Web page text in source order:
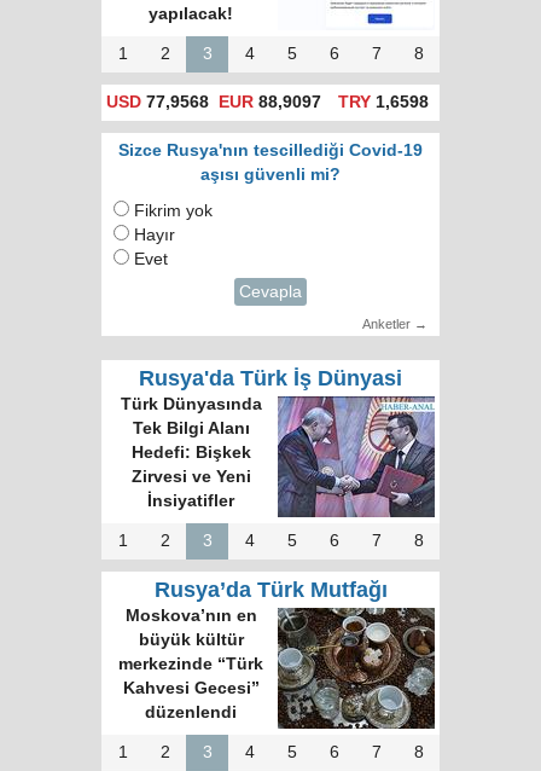
yapılacak!
1 2 3 4 5 6 7 8
USD 77,9568 EUR 88,9097 TRY1,6598
Sizce Rusya'nın tescillediği Covid-19
aşısı güvenli mi?
Fikrim yok
Hayır
Evet
Cevapla
Anketler →
Rusya'da Türk İş Dünyasi
Türk Dünyasında
Tek Bilgi Alanı
Hedefi: Bişkek
Zirvesi ve Yeni
İnsiyatifler
1 2 3 4 5 6 7 8
Rusya’da Türk Mutfağı
Moskova’nın en
büyük kültür
merkezinde “Türk
Kahvesi Gecesi”
düzenlendi
1 2 3 4 5 6 7 8